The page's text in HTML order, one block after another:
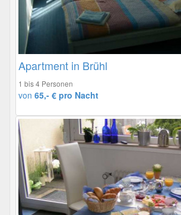
Apartment in Brühl
1 bis 4 Personen
von 65,- € pro Nacht